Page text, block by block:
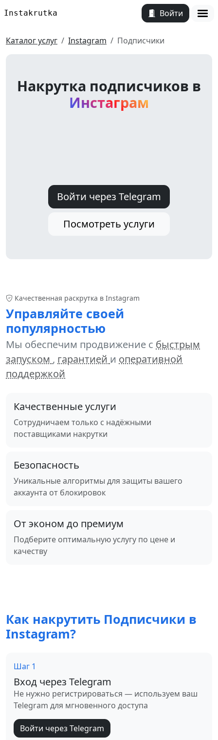
Instakrutka
Войти
Каталог услуг
Instagram Подписчики
Накрутка подписчиков в
Инстаграм
Войти через Telegram
Посмотреть услуги
Качественная раскрутка в Instagram
Управляйте своей
популярностью
Мы обеспечим продвижение с быстрым
запуском , гарантией и оперативной
поддержкой
Качественные услуги
Сотрудничаем только с надёжными
поставщиками накрутки
Безопасность
Уникальные алгоритмы для защиты вашего
аккаунта от блокировок
От эконом до премиум
Подберите оптимальную услугу по цене и
качеству
Как накрутить Подписчики в
Instagram?
Шаг 1
Вход через Telegram
Не нужно регистрироваться — используем ваш
Telegram для мгновенного доступа
Войти через Telegram